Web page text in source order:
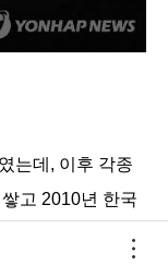
는데, 이후 각종
고 2010년 한국